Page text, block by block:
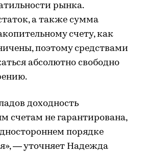
рынка.
а также сумма
счету, как
поэтому средствами
абсолютно свободно
доходность
счетам не гарантирована,
порядке
— уточняет Надежда